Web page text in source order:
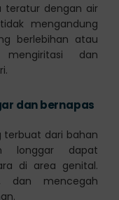
teratur dengan air
mengandung
berlebihan atau
dan
dan bernapas
terbuat dari bahan
longgar dapat
di area genital.
dan mencegah